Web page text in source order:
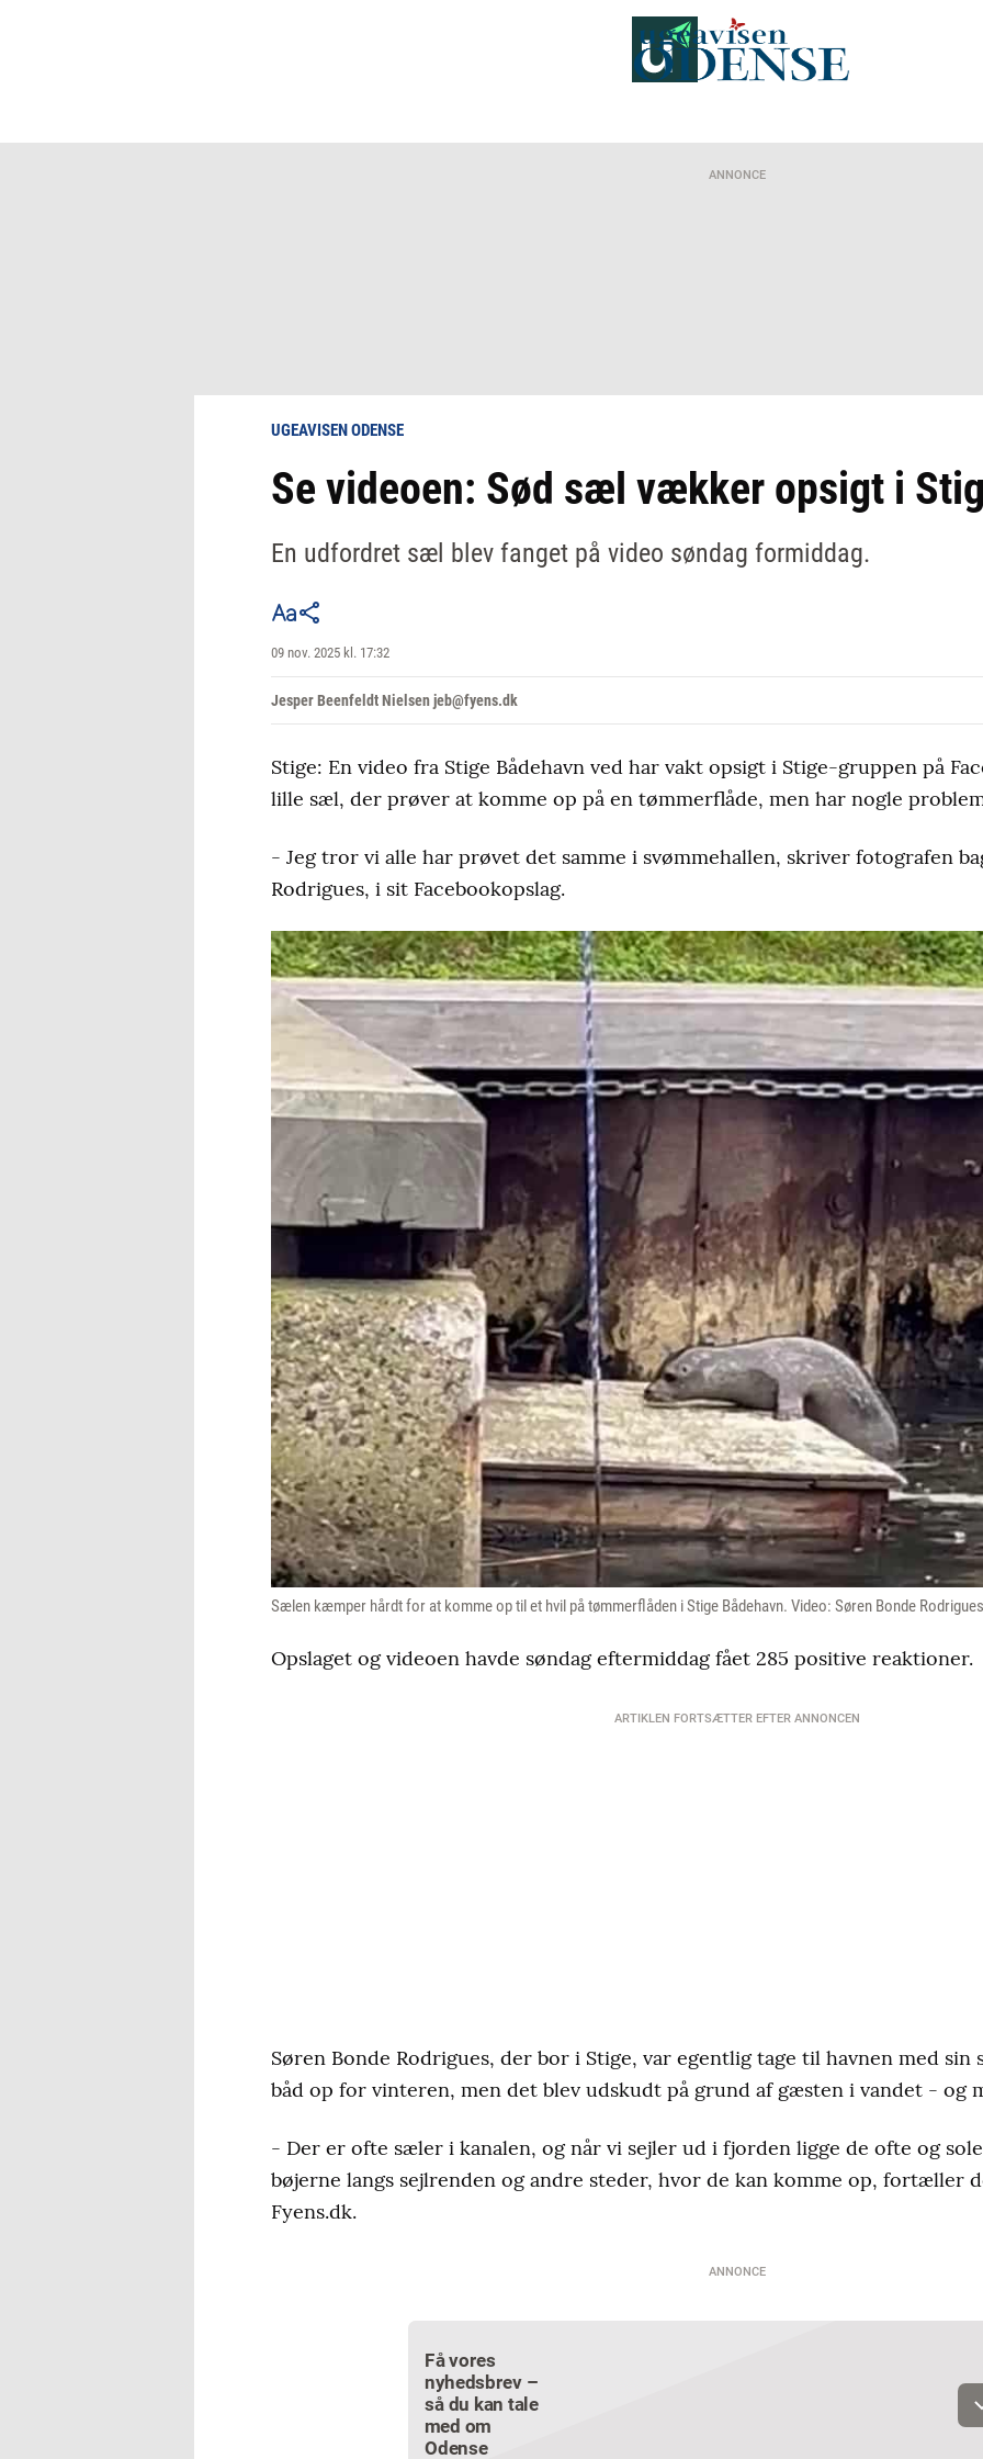
ANNONCE
UGEAVISEN ODENSE
Se videoen: Sød sæl vækker opsigt i
En udfordret sæl blev fanget på video søndag formiddag.
09 nov. 2025 kl. 17:32
Jesper Beenfeldt Nielsen jeb@fyens.dk
Stige: En video fra Stige Bådehavn ved har vakt opsigt i Stige-gruppen på
lille sæl, der prøver at komme op på en tømmerflåde, men har nogle
- Jeg tror vi alle har prøvet det samme i svømmehallen, skriver fotografen
Rodrigues, i sit Facebookopslag.
Sælen kæmper hårdt for at komme op til et hvil på tømmerflåden i Stige Bådehavn. Video: Søren Bonde Rodrigues
Opslaget og videoen havde søndag eftermiddag fået 285 positive reaktioner.
ARTIKLEN FORTSÆTTER EFTER ANNONCEN
Søren Bonde Rodrigues, der bor i Stige, var egentlig tage til havnen med sin
båd op for vinteren, men det blev udskudt på grund af gæsten i vandet - og
- Der er ofte sæler i kanalen, og når vi sejler ud i fjorden ligge de ofte og
bøjerne langs sejlrenden og andre steder, hvor de kan komme op, fortæller
Fyens.dk.
ANNONCE
Få vores
nyhedsbrev –
så du kan tale
med om
Odense